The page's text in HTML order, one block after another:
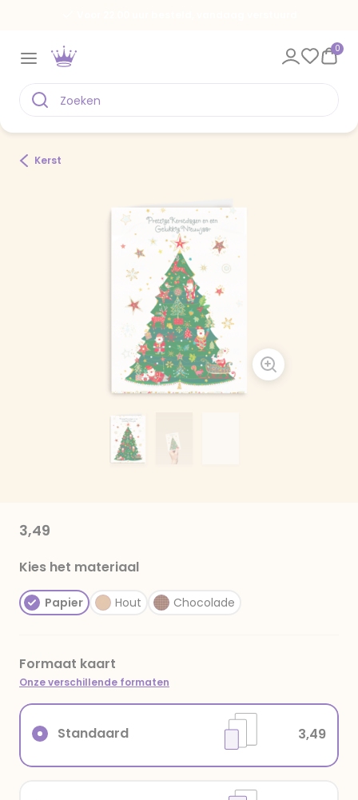
0
Kerst
3,49
Kies het materiaal
Papier Hout Chocolade
Formaat kaart
Onze verschillende formaten
Standaard 3,49